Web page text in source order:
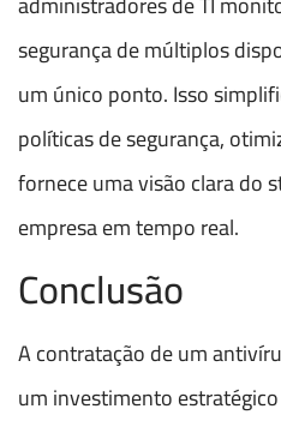
segurança de múltiplos
um único ponto. Isso
políticas de segurança,
fornece uma visão clara do
empresa em tempo real.
Conclusão
A contratação de um
um investimento